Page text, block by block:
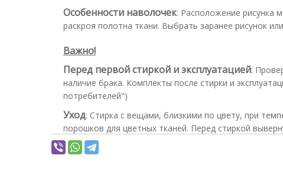
Особенности наволочек: Расположение рисунка
раскроя полотна ткани. Выбрать заранее рисунок
Важно!
Перед первой стиркой и эксплуатацией:
наличие брака. Комплекты после стирки и
потребителей")
Уход: Стирка с вещами, близкими по цвету, при
порошков для цветных тканей. Перед стиркой
режим).